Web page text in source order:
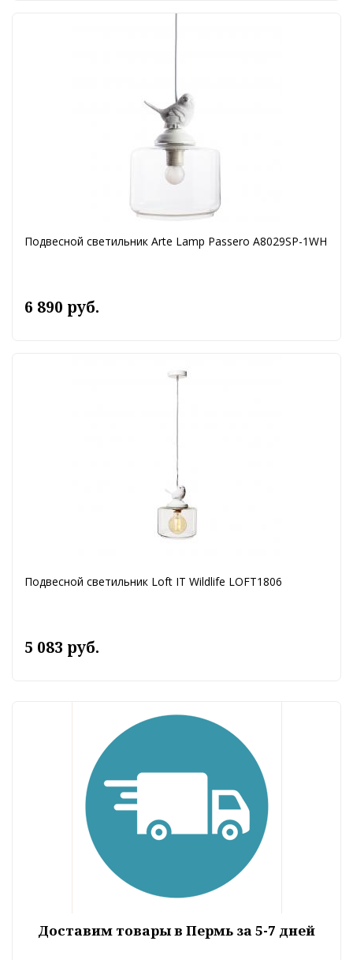
Подвесной светильник Arte Lamp Passero A8029SP-1WH
6 890 руб.
Подвесной светильник Loft IT Wildlife LOFT1806
5 083 руб.
Доставим товары в Пермь за 5-7 дней